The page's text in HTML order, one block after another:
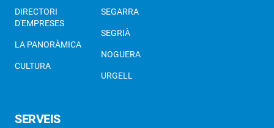
DIRECTORI
D'EMPRESES
LA PANORÀMICA
CULTURA
SEGARRA
SEGRIÀ
NOGUERA
URGELL
SERVEIS